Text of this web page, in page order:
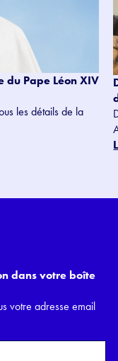
du Pape Léon XIV
les détails de la
dans votre boîte
votre adresse email